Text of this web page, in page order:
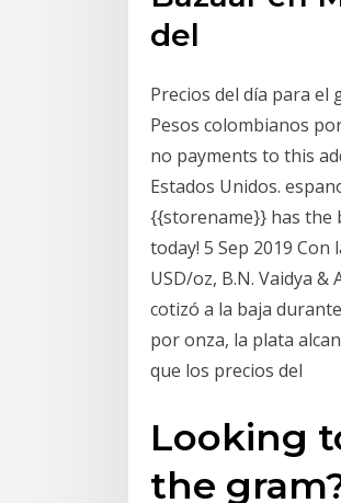
del
Precios del día para el
Pesos colombianos
no payments to this
Estados Unidos.
{{storename}} has the
today! 5 Sep 2019
USD/oz, B.N. Vaidya
cotizó a la baja
por onza, la plata
que los precios del
Looking
the